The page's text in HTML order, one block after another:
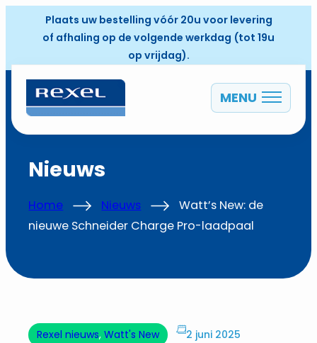
Plaats uw bestelling vóór 20u voor levering
of afhaling op de volgende werkdag (tot 19u
op vrijdag).
NL
MENU
Nieuws
Home Nieuws
Watt’s New: de
nieuwe Schneider Charge Pro-laadpaal
Rexel nieuws, Watt's New 2 juni 2025